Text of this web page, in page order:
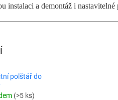
instalaci a demontáž i
polštář do
(>5 ks)